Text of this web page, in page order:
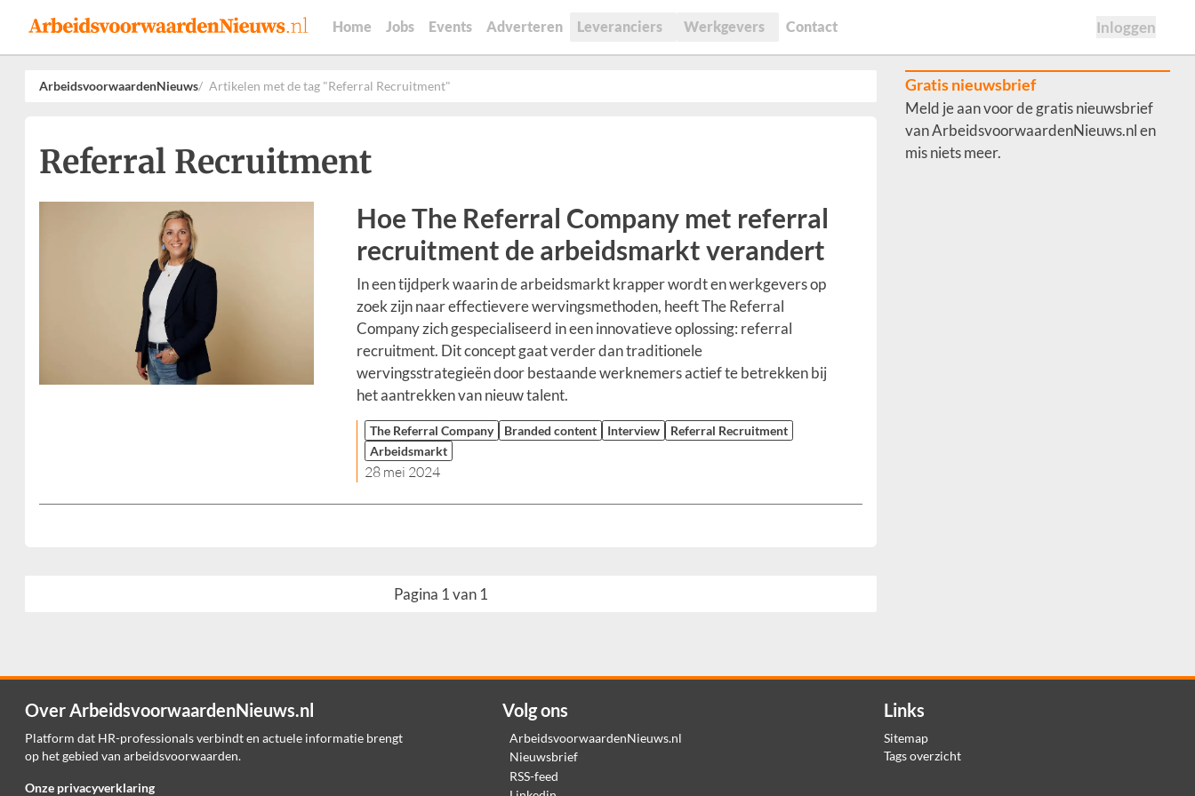
Home Jobs Events Adverteren Leveranciers Werkgevers Contact Inloggen
ArbeidsvoorwaardenNieuws Artikelen met de tag "Referral Recruitment"
Referral Recruitment
Hoe The Referral Company met referral
recruitment de arbeidsmarkt verandert
In een tijdperk waarin de arbeidsmarkt krapper wordt en werkgevers op
zoek zijn naar effectievere wervingsmethoden, heeft The Referral
Company zich gespecialiseerd in een innovatieve oplossing: referral
recruitment. Dit concept gaat verder dan traditionele
wervingsstrategieën door bestaande werknemers actief te betrekken bij
het aantrekken van nieuw talent.
The Referral Company Branded content Interview
Referral Recruitment
Arbeidsmarkt
28 mei 2024
Pagina 1 van 1
Gratis nieuwsbrief
Meld je aan voor de gratis nieuwsbrief
van ArbeidsvoorwaardenNieuws.nl en
mis niets meer.
Over ArbeidsvoorwaardenNieuws.nl
Platform dat HR-professionals verbindt en actuele informatie brengt
op het gebied van arbeidsvoorwaarden.
Onze privacyverklaring
Volg ons
ArbeidsvoorwaardenNieuws.nl
Nieuwsbrief
RSS-feed
Links
Sitemap
Tags overzicht